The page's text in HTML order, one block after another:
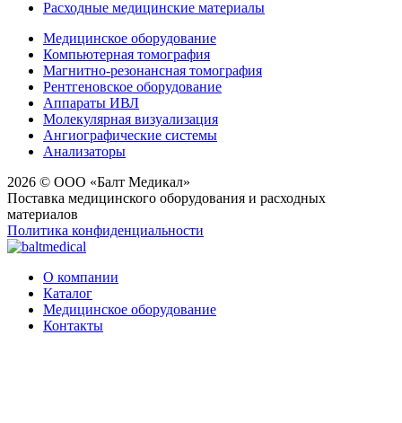
Расходные медицинские материалы
Медицинское оборудование
Компьютерная томография
Магнитно-резонансная томография
Рентгеновское оборудование
Аппараты ИВЛ
Молекулярная визуализация
Ангиографические системы
Анализаторы
2026 © ООО «Балт Медикал»
Поставка медицинского оборудования и расходных
материалов
Политика конфиденциальности
О компании
Каталог
Медицинское оборудование
Контакты